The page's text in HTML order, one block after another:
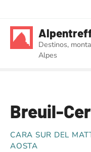
Destinos,
Alpes
Breuil-
CARA SUR DEL
AOSTA